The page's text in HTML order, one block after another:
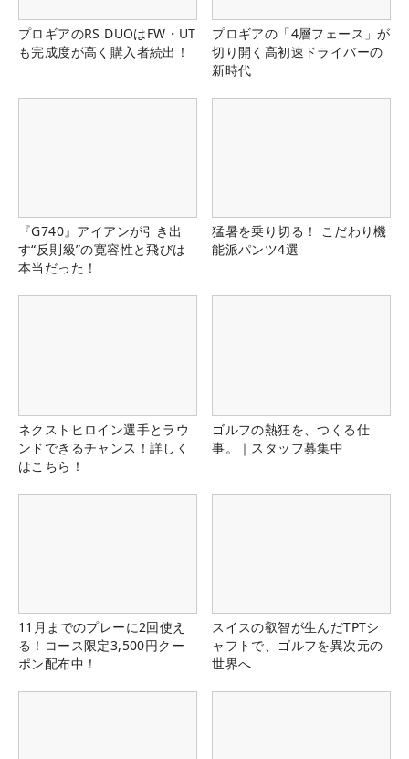
プロギアのRS DUOはFW・UT
も完成度が高く購入者続出！
プロギアの「4層フェース」が
切り開く高初速ドライバーの
新時代
『G740』アイアンが引き出
す“反則級”の寛容性と飛びは
本当だった！
猛暑を乗り切る！ こだわり機
能派パンツ4選
ネクストヒロイン選手とラウ
ンドできるチャンス！詳しく
はこちら！
ゴルフの熱狂を、つくる仕
事。｜スタッフ募集中
11月までのプレーに2回使え
る！コース限定3,500円クー
ポン配布中！
スイスの叡智が生んだTPTシ
ャフトで、ゴルフを異次元の
世界へ